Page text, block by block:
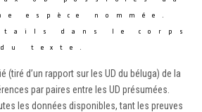
espèce nommée.
dans le corps
du texte.
(tiré d’un rapport sur les UD du béluga) de la
par paires entre les UD présumées.
les données disponibles, tant les preuves